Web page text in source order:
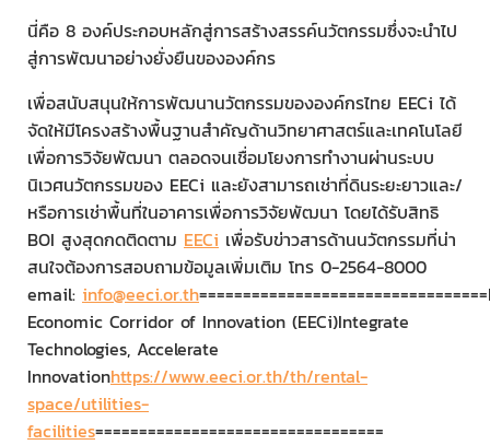
นี่คือ 8 องค์ประกอบหลักสู่การสร้างสรรค์นวัตกรรมซึ่งจะนำไป
สู่การพัฒนาอย่างยั่งยืนขององค์กร
เพื่อสนับสนุนให้การพัฒนานวัตกรรมขององค์กรไทย EECi ได้
จัดให้มีโครงสร้างพื้นฐานสำคัญด้านวิทยาศาสตร์และเทคโนโลยี
เพื่อการวิจัยพัฒนา ตลอดจนเชื่อมโยงการทำงานผ่านระบบ
นิเวศนวัตกรรมของ EECi และยังสามารถเช่าที่ดินระยะยาวและ/
หรือการเช่าพื้นที่ในอาคารเพื่อการวิจัยพัฒนา โดยได้รับสิทธิ
BOI สูงสุดกดติดตาม EECi เพื่อรับข่าวสารด้านนวัตกรรมที่น่า
สนใจต้องการสอบถามข้อมูลเพิ่มเติม โทร 0-2564-8000
email: info@eeci.or.th
Economic Corridor of Innovation (EECi)Integrate
Technologies, Accelerate
Innovationhttps://www.eeci.or.th/th/rental-
space/utilities-
facilities=================================